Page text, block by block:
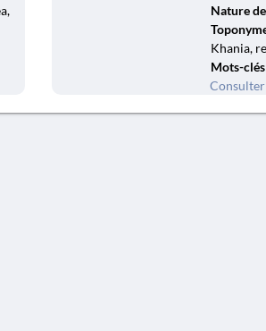
Nature
Khania,
Mots-clés